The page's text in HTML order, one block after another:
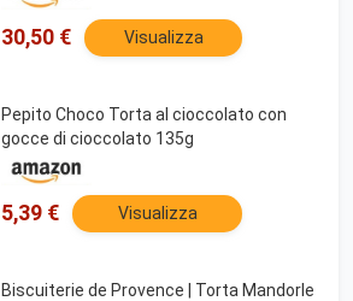
zuccheri aggiunti (contiene
edulcorante*)
30,50 € Visualizza
Pepito Choco Torta al cioccolato con
gocce di cioccolato 135g
5,39 € Visualizza
Biscuiterie de Provence | Torta Mandorle